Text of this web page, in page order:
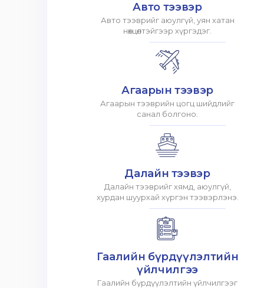
Авто тээвэр
Авто тээврийг аюулгүй, уян хатан
нөхцөлтэйгээр хүргэдэг.
Агаарын тээвэр
Агаарын тээврийн цогц шийдлийг
санал болгоно.
Далайн тээвэр
Далайн тээврийг хямд, аюулгүй,
хурдан шуурхай хүргэн тээвэрлэнэ.
Гаалийн бүрдүүлэлтийн
үйлчилгээ
Гаалийн бүрдүүлэлтийн үйлчилгээг